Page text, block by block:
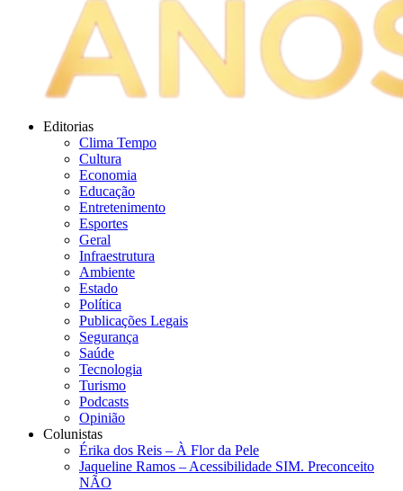
Editorias
Clima Tempo
Cultura
Economia
Educação
Entretenimento
Esportes
Geral
Infraestrutura
Ambiente
Estado
Política
Publicações Legais
Segurança
Saúde
Tecnologia
Turismo
Podcasts
Opinião
Colunistas
Érika dos Reis​ – À Flor da Pele
Jaqueline Ramos – Acessibilidade SIM. Preconceito
NÃO